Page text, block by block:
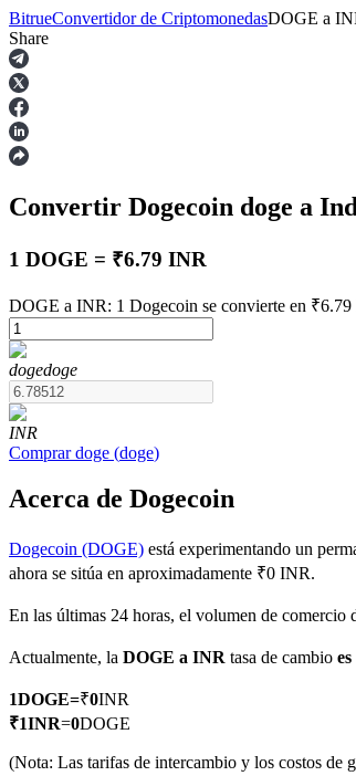
Futuros
Futuros que utilizan USDT como garantía
TradFi
Derivados de acciones, divisas, metales
BitrueConvertidor de CriptomonedasDOGE a
Share
Convertir Dogecoin doge a
1 DOGE = ₹6.79 INR
DOGE a INR: 1 Dogecoin se convierte en
dogedoge
INR
Comprar doge (doge)
Acerca de Dogecoin
Dogecoin (DOGE) está experimentando un
ahora se sitúa en aproximadamente ₹0 INR.
En las últimas 24 horas, el volumen de
Actualmente, la DOGE a INR tasa de cambio
1DOGE=₹0INR
₹1INR=0DOGE
(Nota: Las tarifas de intercambio y los costos de